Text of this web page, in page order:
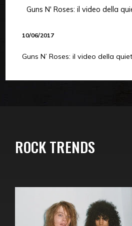
Guns N' Roses: il video della
10/06/2017
Guns N’ Roses: il video della
ROCK TRENDS